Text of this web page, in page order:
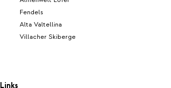
Fendels
Alta Valtellina
Villacher Skiberge
Links